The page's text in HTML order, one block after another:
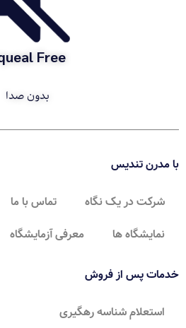
Free
بدون صدا
با مدرن تندیس
شرکت در یک نگاه تماس با ما
نمایشگاه ها
معرفی آزمایشگاه
خدمات پس از فروش
استعلام شناسه رهگیری